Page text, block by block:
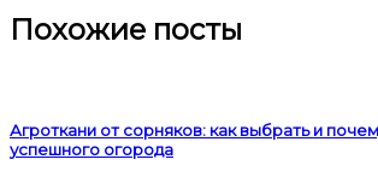
Похожие посты
Агроткани от сорняков: как выбрать и
успешного огорода